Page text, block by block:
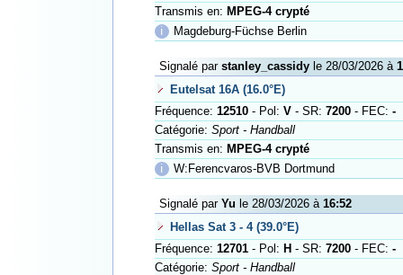
Transmis en: MPEG-4 crypté
ℹ
Magdeburg-Füchse Berlin
Signalé par stanley_cassidyle 28/03/2026 à
Eutelsat 16A (16.0°E)
Fréquence: 12510- Pol: V- SR: 7200- FEC: -
Catégorie: Sport - Handball
Transmis en: MPEG-4 crypté
ℹ
W:Ferencvaros-BVB Dortmund
Signalé par Yu le 28/03/2026 à 16:52
Hellas Sat 3 - 4 (39.0°E)
Fréquence: 12701- Pol: H - SR: 7200- FEC: -
Catégorie: Sport - Handball